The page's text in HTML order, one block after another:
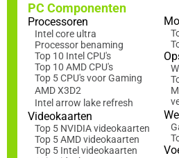
PC Componenten
Processoren
Intel core ultra
Processor benaming
Top 10 Intel CPU's
Top 10 AMD CPU's
Top 5 CPU's voor Gaming
AMD X3D2
Intel arrow lake refresh
Videokaarten
Top 5 NVIDIA videokaarten
Top 5 AMD videokaarten
Top 5 Intel videokaarten